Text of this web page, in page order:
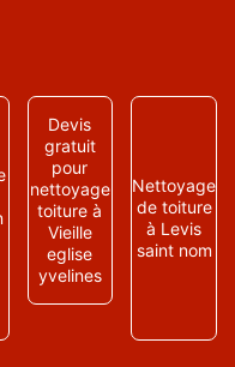
Devis
gratuit
pour
nettoyage
toiture à
Vieille
eglise
yvelines
Nettoyage
de toiture
à Levis
saint nom